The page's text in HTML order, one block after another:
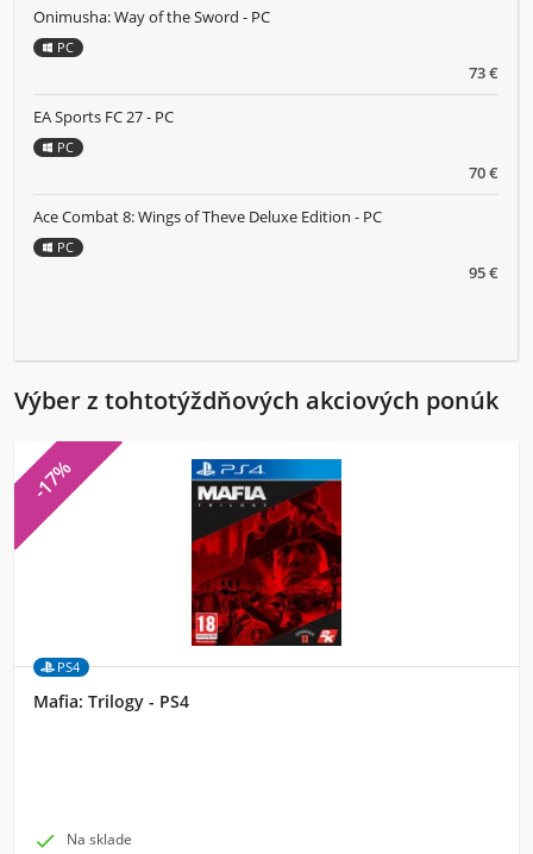
73 €
Onimusha: Way of the Sword - PC
PC
70 €
EA Sports FC 27 - PC
PC
95 €
Ace Combat 8: Wings of Theve Deluxe Edition - PC
PC
Výber z tohtotýždňových akciových ponúk
-17%
PS4
Mafia: Trilogy - PS4
 Na sklade